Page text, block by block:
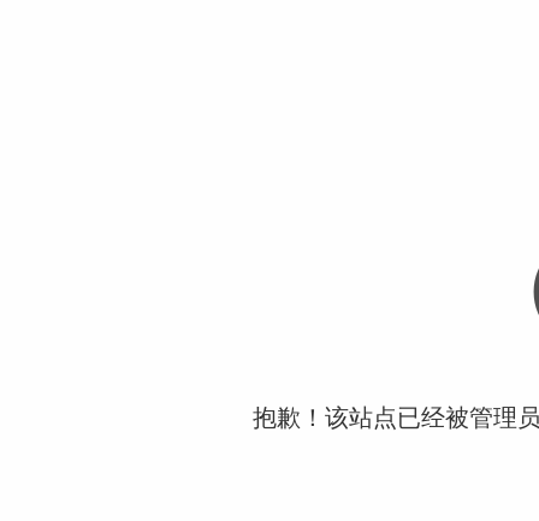
抱歉！该站点已经被管理